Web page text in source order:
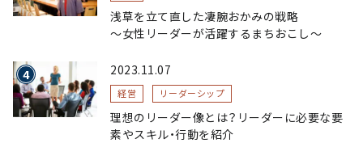
浅草を立て直した凄腕おかみの戦略
〜女性リーダーが活躍するまちおこし〜
2023.11.07
経営 リーダーシップ
理想のリーダー像とは？リーダーに必要な要
素やスキル・行動を紹介